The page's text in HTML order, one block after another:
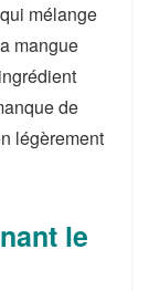
mélange
mangue
de
légèrement
le